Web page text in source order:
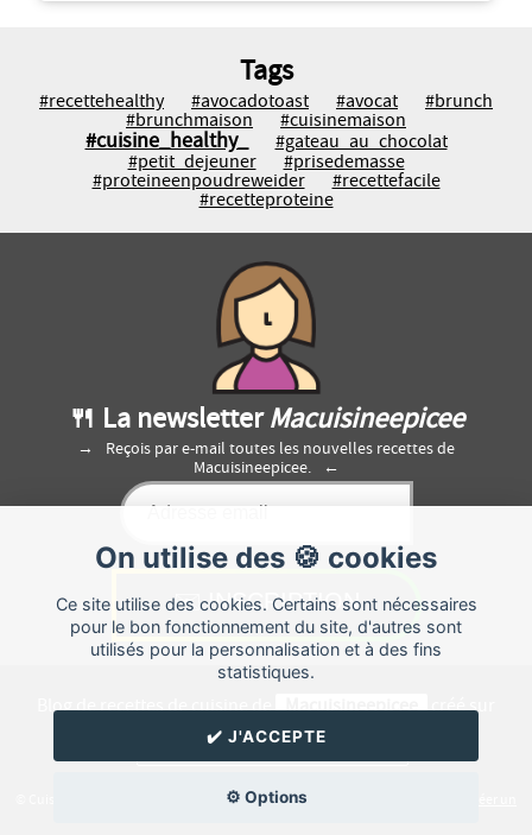
Tags
#recettehealthy #avocadotoast #avocat
#brunch
#brunchmaison
#cuisinemaison
#cuisine_healthy_
#gateau_au_chocolat
#petit_dejeuner
#prisedemasse
#proteineenpoudreweider
#recettefacile
#recetteproteine
On utilise des 🍪 cookies
Ce site utilise des cookies. Certains sont nécessaires
pour le bon fonctionnement du site, d'autres sont
utilisés pour la personnalisation et à des fins
statistiques.
✔️ J'ACCEPTE
⚙️ Options
🍴 La newsletter Macuisineepicee
Reçois par e-mail toutes les nouvelles recettes de
Macuisineepicee.
© Cuisine.land : La plateforme de blog spécialisée dans les blogs culinaires.